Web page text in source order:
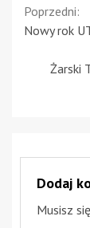
Poprzedni:
Nowy rok
Żarski
Dodaj
Musisz się